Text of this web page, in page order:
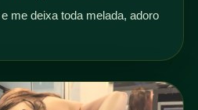
me deixa toda melada, adoro